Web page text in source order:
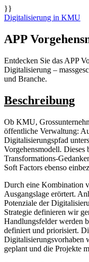
}}
Digitalisierung in KMU
APP
Entdecken Sie das APP
Digitalisierung –
und Branche.
Beschreibung
Ob KMU,
öffentliche Verwaltung:
Digitalisierungspfad
Vorgehensmodell. Dieses
Transformations-
Soft Factors ebenso
Durch eine Kombination
Ausgangslage erörtert.
Potenziale der
Strategie definieren wir
Handlungsfelder werden
definiert und priorisiert.
Digitalisierungsvorhaben
geplant und die Projekte